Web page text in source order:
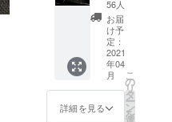
ご利用
いただ
けま
す）
30%OF
Fクーポ
ン 1
度のご
注文数
は３
セット
まで、1
日のご
56人
お届
け予
定：
2021
年04
月
詳細を見る
こ
の
リ
タ
ー
ン
を